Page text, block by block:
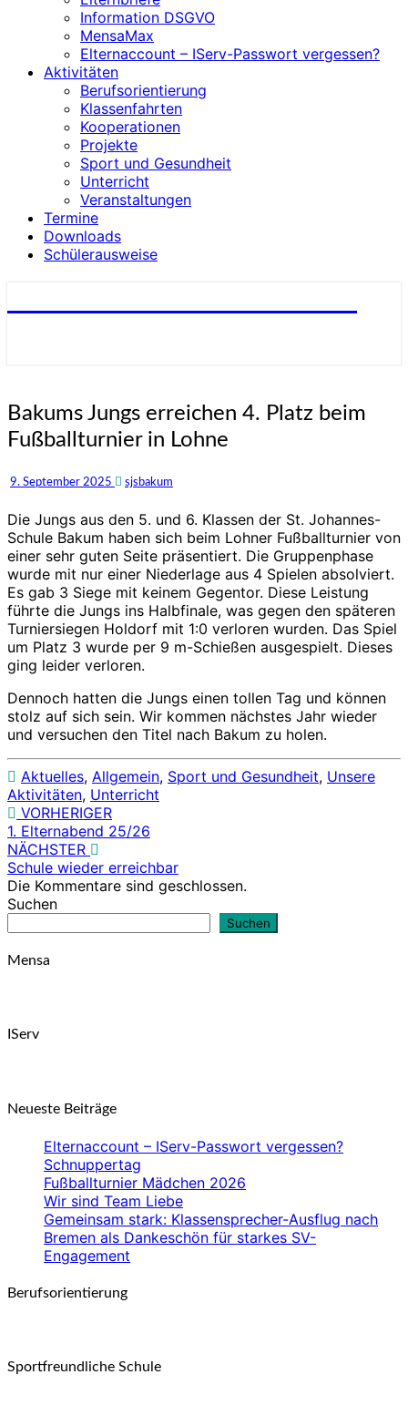
Information DSGVO
MensaMax
Elternaccount – IServ-Passwort vergessen?
Aktivitäten
Berufsorientierung
Klassenfahrten
Kooperationen
Projekte
Sport und Gesundheit
Unterricht
Veranstaltungen
Termine
Downloads
Schülerausweise
Bakums
Jungs
erreichen
Platz
Fußballturnier
in
Lohne
Bakums Jungs erreichen 4. Platz beim
Fußballturnier in Lohne
9. September 2025 sjsbakum
Die Jungs aus den 5. und 6. Klassen der St. Johannes-
Schule Bakum haben sich beim Lohner Fußballturnier von
einer sehr guten Seite präsentiert. Die Gruppenphase
wurde mit nur einer Niederlage aus 4 Spielen absolviert.
Es gab 3 Siege mit keinem Gegentor. Diese Leistung
führte die Jungs ins Halbfinale, was gegen den späteren
Turniersiegen Holdorf mit 1:0 verloren wurden. Das Spiel
um Platz 3 wurde per 9 m-Schießen ausgespielt. Dieses
ging leider verloren.
Dennoch hatten die Jungs einen tollen Tag und können
stolz auf sich sein. Wir kommen nächstes Jahr wieder
und versuchen den Titel nach Bakum zu holen.
Aktuelles, Allgemein, Sport und Gesundheit, Unsere
Aktivitäten, Unterricht
Beitragsnavigation
VORHERIGER
1. Elternabend 25/26
NÄCHSTER
Schule wieder erreichbar
Die Kommentare sind geschlossen.
Suchen
Suchen
Mensa
IServ
Neueste Beiträge
Elternaccount – IServ-Passwort vergessen?
Schnuppertag
Fußballturnier Mädchen 2026
Wir sind Team Liebe
Gemeinsam stark: Klassensprecher-Ausflug nach
Bremen als Dankeschön für starkes SV-
Engagement
Berufsorientierung
Sportfreundliche Schule